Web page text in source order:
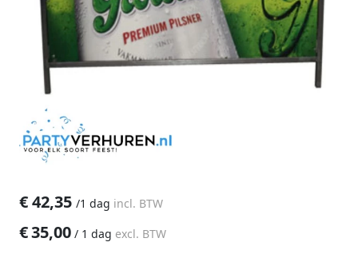
€42,35 /1 dag incl. BTW
€35,00 / 1 dag excl. BTW